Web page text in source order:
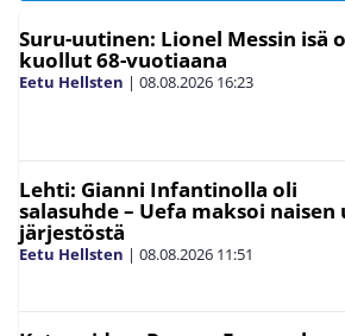
Suru-uutinen: Lionel Messin isä
kuollut 68-vuotiaana
Eetu Hellsten | 08.08.2026 16:23
Lehti: Gianni Infantinolla oli
salasuhde – Uefa maksoi naisen
järjestöstä
Eetu Hellsten | 08.08.2026 11:51